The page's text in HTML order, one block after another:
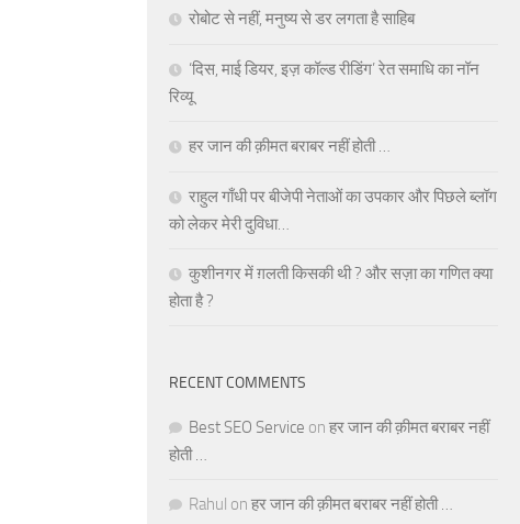
रोबोट से नहीं, मनुष्य से डर लगता है साहिब
‘दिस, माई डियर, इज़ कॉल्ड रीडिंग’ रेत समाधि का नॉन
रिव्यू
हर जान की क़ीमत बराबर नहीं होती …
राहुल गाँधी पर बीजेपी नेताओं का उपकार और पिछले ब्लॉग
को लेकर मेरी दुविधा…
कुशीनगर में ग़लती किसकी थी ? और सज़ा का गणित क्या
होता है ?
RECENT COMMENTS
Best SEO Service on हर जान की क़ीमत बराबर नहीं
होती …
Rahul on हर जान की क़ीमत बराबर नहीं होती …